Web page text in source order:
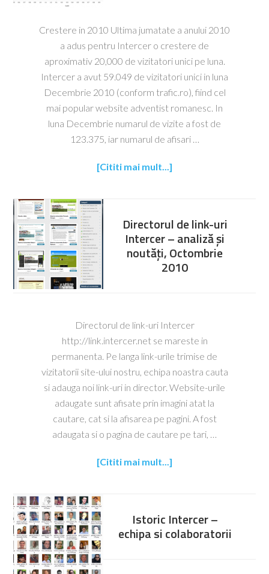
Crestere in 2010 Ultima jumatate a anului 2010
a adus pentru Intercer o crestere de
aproximativ 20,000 de vizitatori unici pe luna.
Intercer a avut 59.049 de vizitatori unici in luna
Decembrie 2010 (conform trafic.ro), fiind cel
mai popular website adventist romanesc. In
luna Decembrie numarul de vizite a fost de
123.375, iar numarul de afisari …
[Cititi mai mult...]
Directorul de link-uri
Intercer – analiză și
noutăți, Octombrie
2010
Directorul de link-uri Intercer
http://link.intercer.net se mareste in
permanenta. Pe langa link-urile trimise de
vizitatorii site-ului nostru, echipa noastra cauta
si adauga noi link-uri in director. Website-urile
adaugate sunt afisate prin imagini atat la
cautare, cat si la afisarea pe pagini. A fost
adaugata si o pagina de cautare pe tari, …
[Cititi mai mult...]
Istoric Intercer –
echipa si colaboratorii